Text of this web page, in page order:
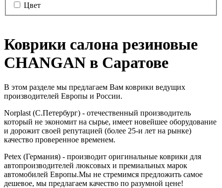
Цвет
Коврики салона резиновые
CHANGAN в Саратове
В этом разделе мы предлагаем Вам коврики ведущих
производителей Европы и России.
Norplast (С.Петербург) - отечественный производитель
который не экономит на сырье, имеет новейшее оборудование
и дорожит своей репутацией (более 25-и лет на рынке)
качество проверенное временем.
Petex (Германия) - производит оригинальные коврики для
автопроизводителей люксовых и премиальных марок
автомобилей Европы.Мы не стремимся предложить самое
дешевое, мы предлагаем качество по разумной цене!